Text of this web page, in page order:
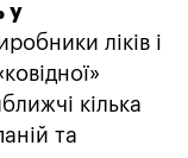
у
ліків і
кілька
та